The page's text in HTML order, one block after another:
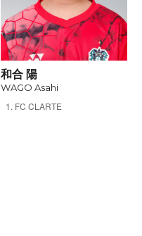
和合 陽
WAGO Asahi
FC CLARTE